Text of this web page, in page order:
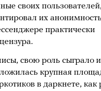
своих
их
практически
свою роль сыграло и
крупная
в даркнете, как